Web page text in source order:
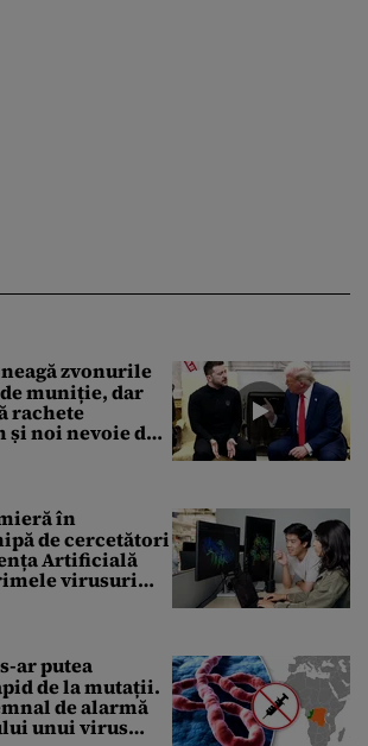
zvonurile
muniție, dar
rachete
și noi nevoie de
în
de cercetători
Artificială
virusuri
de E.coli
ar putea
de la mutații.
de alarmă
unui virus